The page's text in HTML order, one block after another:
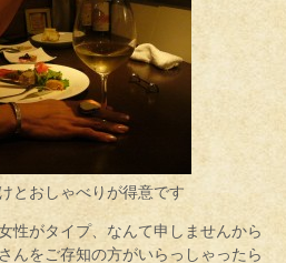
べりが得意です
性がタイプ、なんて申しませんから
んをご存知の方がいらっしゃったら